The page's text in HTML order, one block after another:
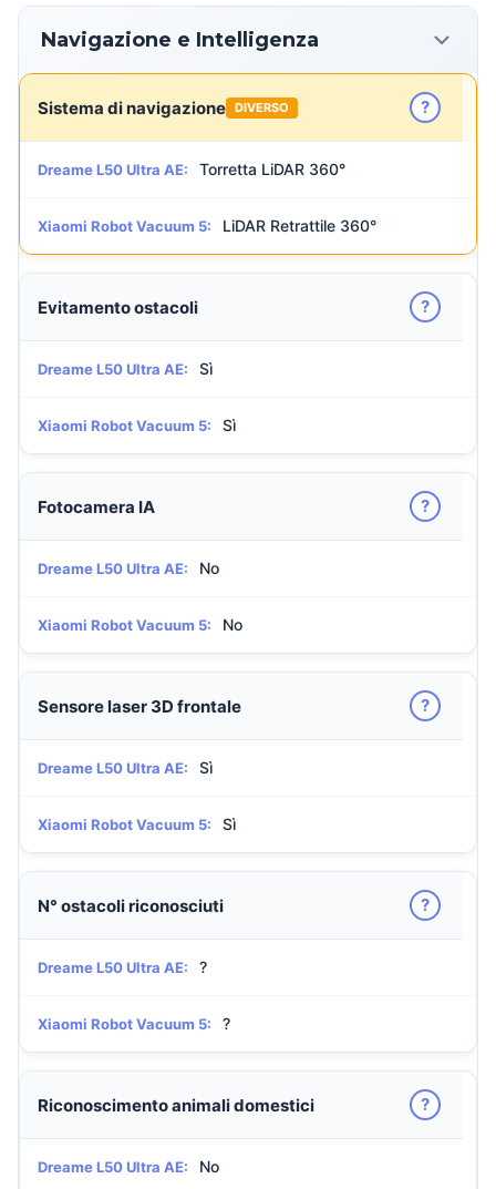
Navigazione e Intelligenza
Sistema di navigazione DIVERSO ?
Dreame L50 Ultra AE: Torretta LiDAR 360°
Xiaomi Robot Vacuum 5: LiDAR Retrattile 360°
Evitamento ostacoli ?
Dreame L50 Ultra AE: Sì
Xiaomi Robot Vacuum 5: Sì
Fotocamera IA ?
Dreame L50 Ultra AE: No
Xiaomi Robot Vacuum 5: No
Sensore laser 3D frontale ?
Dreame L50 Ultra AE: Sì
Xiaomi Robot Vacuum 5: Sì
N° ostacoli riconosciuti ?
Dreame L50 Ultra AE: ?
Xiaomi Robot Vacuum 5: ?
Riconoscimento animali domestici ?
Dreame L50 Ultra AE: No